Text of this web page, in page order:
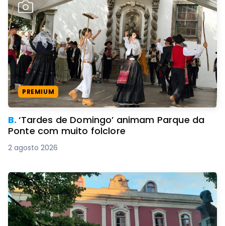
PREMIUM
B.‘Tardes de Domingo’ animam Parque da
Ponte com muito folclore
2 agosto 2026